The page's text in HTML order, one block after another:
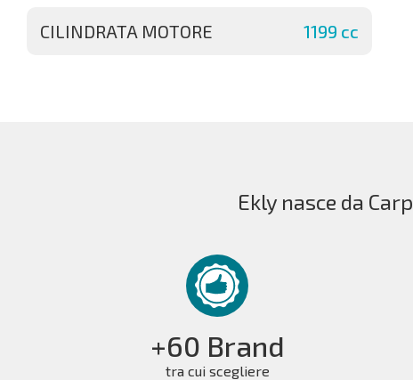
CILINDRATA MOTORE 1199 cc
Ekly nasce da
+60 Brand
tra cui scegliere